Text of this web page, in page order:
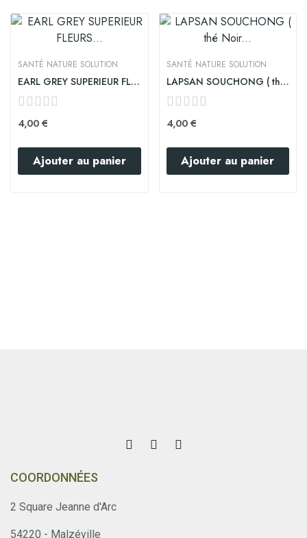
SANTÉ NATURE SOLUTION
EARL GREY SUPERIEUR FLEURS BLEUES
4,00 €
Ajouter au panier
SANTÉ NATURE SOLUTION
LAPSAN SOUCHONG ( thé Noir Fumé premium)
4,00 €
Ajouter au panier
COORDONNÉES
2 Square Jeanne d'Arc
54220 - Malzéville